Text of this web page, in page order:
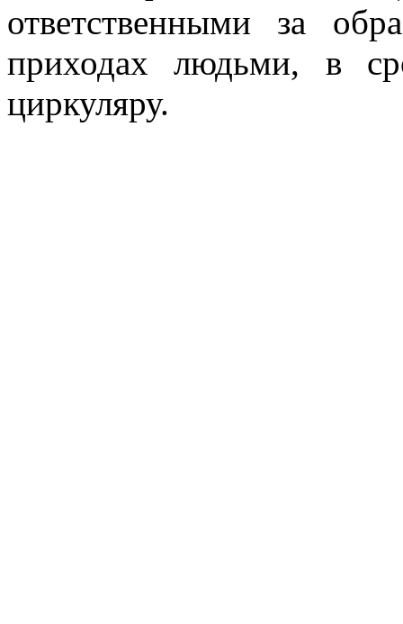
ответственными за
приходах людьми, в
циркуляру.